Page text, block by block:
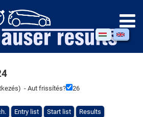
) - Aut frissítés? 25
Entry list Start list
Results